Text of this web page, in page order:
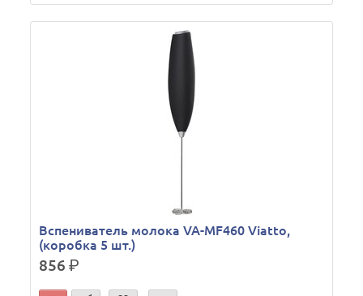
Вспениватель молока VA-MF460 Viatto,
(коробка 5 шт.)
856р.